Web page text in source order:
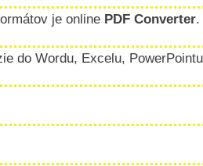
je online PDF Converter.
do Wordu, Excelu,